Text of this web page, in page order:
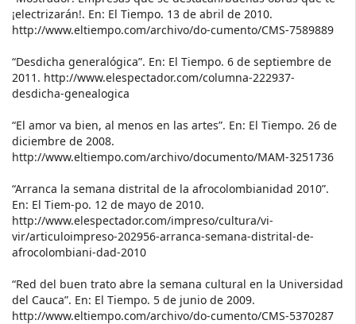
¡electrizarán!. En: El Tiempo. 13 de abril de 2010.
http://www.eltiempo.com/archivo/do-cumento/CMS-7589889
“Desdicha generalógica”. En: El Tiempo. 6 de septiembre de
2011. http://www.elespectador.com/columna-222937-
desdicha-genealogica
“El amor va bien, al menos en las artes”. En: El Tiempo. 26 de
diciembre de 2008.
http://www.eltiempo.com/archivo/documento/MAM-3251736
“Arranca la semana distrital de la afrocolombianidad 2010”.
En: El Tiem-po. 12 de mayo de 2010.
http://www.elespectador.com/impreso/cultura/vi-
vir/articuloimpreso-202956-arranca-semana-distrital-de-
afrocolombiani-dad-2010
“Red del buen trato abre la semana cultural en la Universidad
del Cauca”. En: El Tiempo. 5 de junio de 2009.
http://www.eltiempo.com/archivo/do-cumento/CMS-5370287